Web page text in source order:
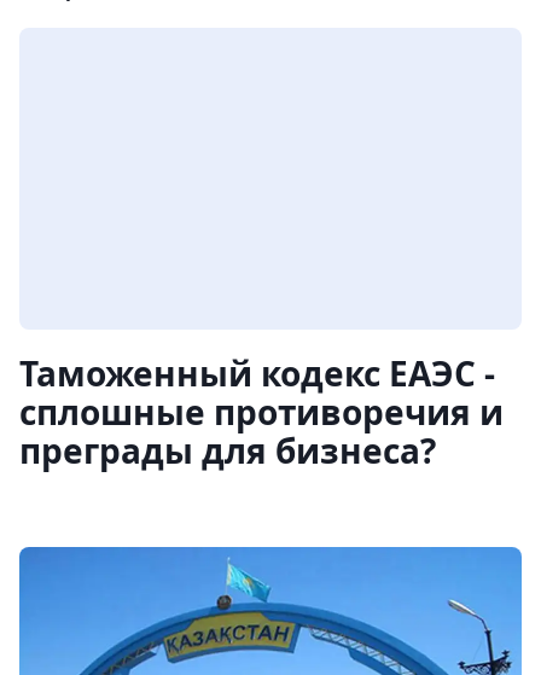
Таможенный кодекс ЕАЭС -
сплошные противоречия и
преграды для бизнеса?